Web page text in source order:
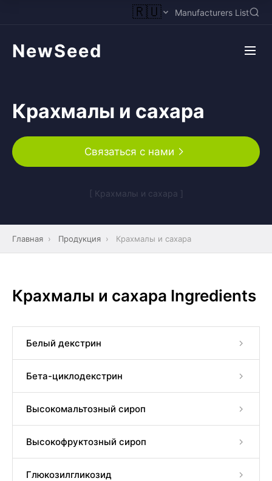
🇷🇺 Manufacturers List
NewSeed
Крахмалы и сахара
Связаться с нами
[ Крахмалы и сахара ]
Главная › Продукция › Крахмалы и сахара
Крахмалы и сахара Ingredients
Белый декстрин
Бета-циклодекстрин
Высокомальтозный сироп
Высокофруктозный сироп
Глюкозилгликозид